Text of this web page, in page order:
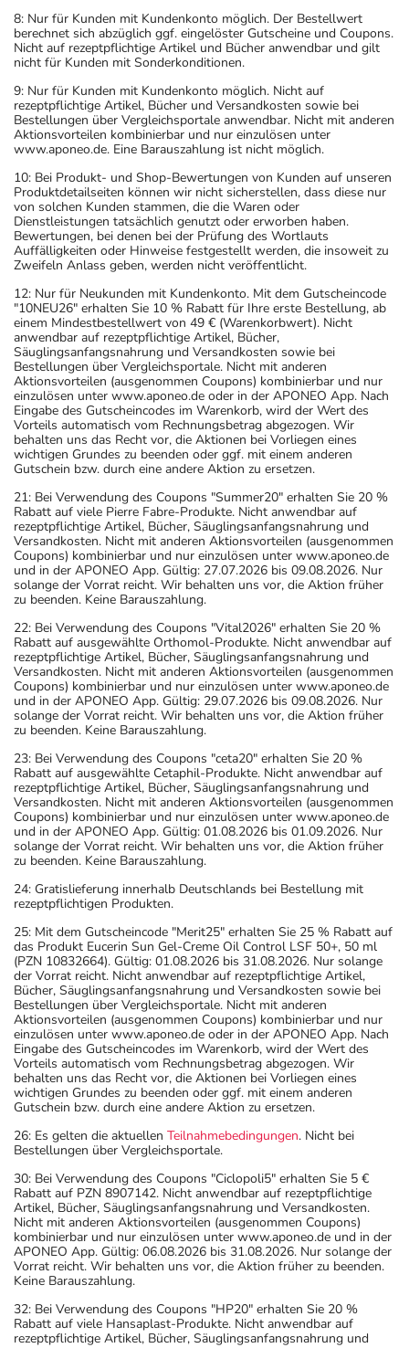
8: Nur für Kunden mit Kundenkonto möglich. Der Bestellwert
berechnet sich abzüglich ggf. eingelöster Gutscheine und Coupons.
Nicht auf rezeptpflichtige Artikel und Bücher anwendbar und gilt
nicht für Kunden mit Sonderkonditionen.
9: Nur für Kunden mit Kundenkonto möglich. Nicht auf
rezeptpflichtige Artikel, Bücher und Versandkosten sowie bei
Bestellungen über Vergleichsportale anwendbar. Nicht mit anderen
Aktionsvorteilen kombinierbar und nur einzulösen unter
www.aponeo.de. Eine Barauszahlung ist nicht möglich.
10: Bei Produkt- und Shop-Bewertungen von Kunden auf unseren
Produktdetailseiten können wir nicht sicherstellen, dass diese nur
von solchen Kunden stammen, die die Waren oder
Dienstleistungen tatsächlich genutzt oder erworben haben.
Bewertungen, bei denen bei der Prüfung des Wortlauts
Auffälligkeiten oder Hinweise festgestellt werden, die insoweit zu
Zweifeln Anlass geben, werden nicht veröffentlicht.
12: Nur für Neukunden mit Kundenkonto. Mit dem Gutscheincode
"10NEU26" erhalten Sie 10 % Rabatt für Ihre erste Bestellung, ab
einem Mindestbestellwert von 49 € (Warenkorbwert). Nicht
anwendbar auf rezeptpflichtige Artikel, Bücher,
Säuglingsanfangsnahrung und Versandkosten sowie bei
Bestellungen über Vergleichsportale. Nicht mit anderen
Aktionsvorteilen (ausgenommen Coupons) kombinierbar und nur
einzulösen unter www.aponeo.de oder in der APONEO App. Nach
Eingabe des Gutscheincodes im Warenkorb, wird der Wert des
Vorteils automatisch vom Rechnungsbetrag abgezogen. Wir
behalten uns das Recht vor, die Aktionen bei Vorliegen eines
wichtigen Grundes zu beenden oder ggf. mit einem anderen
Gutschein bzw. durch eine andere Aktion zu ersetzen.
21: Bei Verwendung des Coupons "Summer20" erhalten Sie 20 %
Rabatt auf viele Pierre Fabre-Produkte. Nicht anwendbar auf
rezeptpflichtige Artikel, Bücher, Säuglingsanfangsnahrung und
Versandkosten. Nicht mit anderen Aktionsvorteilen (ausgenommen
Coupons) kombinierbar und nur einzulösen unter www.aponeo.de
und in der APONEO App. Gültig: 27.07.2026 bis 09.08.2026. Nur
solange der Vorrat reicht. Wir behalten uns vor, die Aktion früher
zu beenden. Keine Barauszahlung.
22: Bei Verwendung des Coupons "Vital2026" erhalten Sie 20 %
Rabatt auf ausgewählte Orthomol-Produkte. Nicht anwendbar auf
rezeptpflichtige Artikel, Bücher, Säuglingsanfangsnahrung und
Versandkosten. Nicht mit anderen Aktionsvorteilen (ausgenommen
Coupons) kombinierbar und nur einzulösen unter www.aponeo.de
und in der APONEO App. Gültig: 29.07.2026 bis 09.08.2026. Nur
solange der Vorrat reicht. Wir behalten uns vor, die Aktion früher
zu beenden. Keine Barauszahlung.
23: Bei Verwendung des Coupons "ceta20" erhalten Sie 20 %
Rabatt auf ausgewählte Cetaphil-Produkte. Nicht anwendbar auf
rezeptpflichtige Artikel, Bücher, Säuglingsanfangsnahrung und
Versandkosten. Nicht mit anderen Aktionsvorteilen (ausgenommen
Coupons) kombinierbar und nur einzulösen unter www.aponeo.de
und in der APONEO App. Gültig: 01.08.2026 bis 01.09.2026. Nur
solange der Vorrat reicht. Wir behalten uns vor, die Aktion früher
zu beenden. Keine Barauszahlung.
24: Gratislieferung innerhalb Deutschlands bei Bestellung mit
rezeptpflichtigen Produkten.
25: Mit dem Gutscheincode "Merit25" erhalten Sie 25 % Rabatt auf
das Produkt Eucerin Sun Gel-Creme Oil Control LSF 50+, 50 ml
(PZN 10832664). Gültig: 01.08.2026 bis 31.08.2026. Nur solange
der Vorrat reicht. Nicht anwendbar auf rezeptpflichtige Artikel,
Bücher, Säuglingsanfangsnahrung und Versandkosten sowie bei
Bestellungen über Vergleichsportale. Nicht mit anderen
Aktionsvorteilen (ausgenommen Coupons) kombinierbar und nur
einzulösen unter www.aponeo.de oder in der APONEO App. Nach
Eingabe des Gutscheincodes im Warenkorb, wird der Wert des
Vorteils automatisch vom Rechnungsbetrag abgezogen. Wir
behalten uns das Recht vor, die Aktionen bei Vorliegen eines
wichtigen Grundes zu beenden oder ggf. mit einem anderen
Gutschein bzw. durch eine andere Aktion zu ersetzen.
26: Es gelten die aktuellen Teilnahmebedingungen. Nicht bei
Bestellungen über Vergleichsportale.
30: Bei Verwendung des Coupons "Ciclopoli5" erhalten Sie 5 €
Rabatt auf PZN 8907142. Nicht anwendbar auf rezeptpflichtige
Artikel, Bücher, Säuglingsanfangsnahrung und Versandkosten.
Nicht mit anderen Aktionsvorteilen (ausgenommen Coupons)
kombinierbar und nur einzulösen unter www.aponeo.de und in der
APONEO App. Gültig: 06.08.2026 bis 31.08.2026. Nur solange der
Vorrat reicht. Wir behalten uns vor, die Aktion früher zu beenden.
Keine Barauszahlung.
32: Bei Verwendung des Coupons "HP20" erhalten Sie 20 %
Rabatt auf viele Hansaplast-Produkte. Nicht anwendbar auf
rezeptpflichtige Artikel, Bücher, Säuglingsanfangsnahrung und